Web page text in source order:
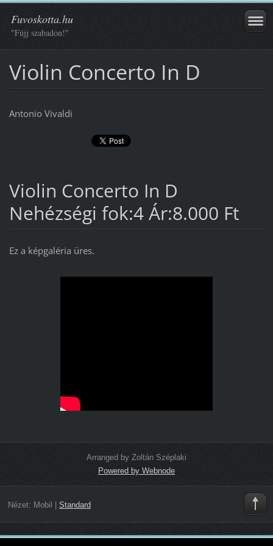
Fuvoskotta.hu
"Fújj szabadon!"
Violin Concerto In D
Antonio Vivaldi
Violin Concerto In D
Nehézségi fok:4 Ár:8.000 Ft
Ez a képgaléria üres.
Arranged by Zoltán Széplaki
Powered by Webnode
Nézet: Mobil | Standard